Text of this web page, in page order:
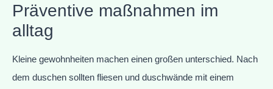
Präventive maßnahmen im
alltag
Kleine gewohnheiten machen einen großen unterschied. Nach
dem duschen sollten fliesen und duschwände mit einem